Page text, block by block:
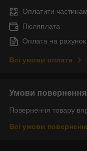
Оплатити
Післяплата
Оплата на рахунок
Всі умови оплати
Умови повернення
Повернення товару
Всі умови